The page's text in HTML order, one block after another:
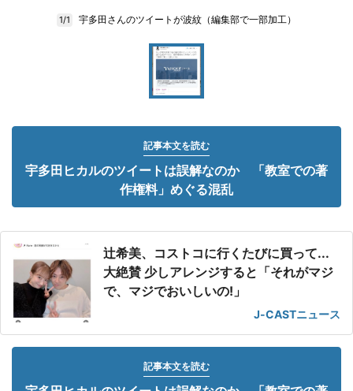
1/1 宇多田さんのツイートが波紋（編集部で一部加工）
記事本文を読む
宇多田ヒカルのツイートは誤解なのか 「教室での著
作権料」めぐる混乱
辻希美、コストコに行くたびに買って...
大絶賛 少しアレンジすると「それがマジ
で、マジでおいしいの!」
J-CASTニュース
記事本文を読む